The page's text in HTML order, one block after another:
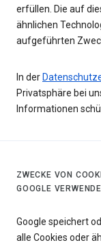
erfüllen. Die auf
ähnlichen
aufgeführten
In der
Privatsphäre bei
Informationen
ZWECKE VON
GOOGLE
Google speichert
alle Cookies oder